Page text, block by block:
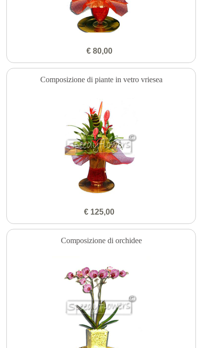
€ 80,00
Composizione di piante in vetro vriesea
€ 125,00
Composizione di orchidee